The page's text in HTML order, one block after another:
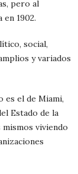
pero al
1902.
social,
y variados
es el de Miami,
Estado de la
viviendo